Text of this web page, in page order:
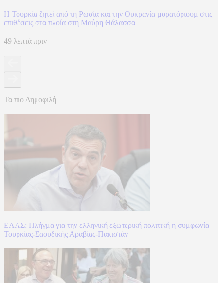
Η Τουρκία ζητεί από τη Ρωσία και την Ουκρανία μορατόριουμ στις
επιθέσεις στα πλοία στη Μαύρη Θάλασσα
49 λεπτά πριν
Τα πιο Δημοφιλή
ΕΛΑΣ: Πλήγμα για την ελληνική εξωτερική πολιτική η συμφωνία
Τουρκίας-Σαουδικής Αραβίας-Πακιστάν